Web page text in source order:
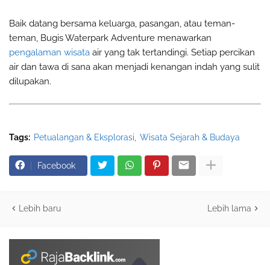
Baik datang bersama keluarga, pasangan, atau teman-
teman, Bugis Waterpark Adventure menawarkan
pengalaman wisata air yang tak tertandingi. Setiap percikan
air dan tawa di sana akan menjadi kenangan indah yang sulit
dilupakan.
Tags: Petualangan & Eksplorasi Wisata Sejarah & Budaya
Facebook
Lebih baru Lebih lama